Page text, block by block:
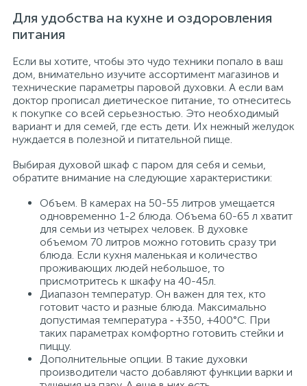
Для удобства на кухне и оздоровления
питания
Если вы хотите, чтобы это чудо техники попало в ваш
дом, внимательно изучите ассортимент магазинов и
технические параметры паровой духовки. А если вам
доктор прописал диетическое питание, то отнеситесь
к покупке со всей серьезностью. Это необходимый
вариант и для семей, где есть дети. Их нежный желудок
нуждается в полезной и питательной пище.
Выбирая духовой шкаф с паром для себя и семьи,
обратите внимание на следующие характеристики:
Объем. В камерах на 50-55 литров умещается
одновременно 1-2 блюда. Объема 60-65 л хватит
для семьи из четырех человек. В духовке
объемом 70 литров можно готовить сразу три
блюда. Если кухня маленькая и количество
проживающих людей небольшое, то
присмотритесь к шкафу на 40-45л.
Диапазон температур. Он важен для тех, кто
готовит часто и разные блюда. Максимально
допустимая температура ‑ +350, +400°C. При
таких параметрах комфортно готовить стейки и
пиццу.
Дополнительные опции. В такие духовки
производители часто добавляют функции варки и